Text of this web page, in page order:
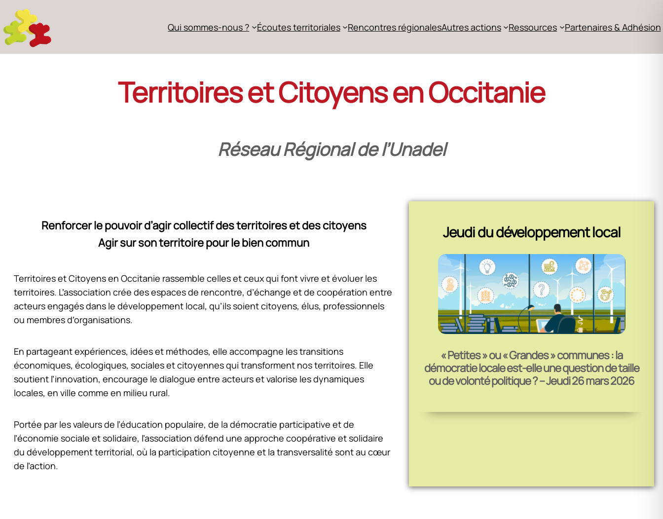
Qui sommes-nous ? Écoutes territoriales Rencontres régionalesAutres actions Ressources Partenaires & Adhésion
Territoires et Citoyens en Occitanie
Réseau Régional de l’Unadel
Renforcer le pouvoir d’agir collectif des territoires et des citoyens
Agir sur son territoire pour le bien commun
Territoires et Citoyens en Occitanie rassemble celles et ceux qui font vivre et évoluer les
territoires. L’association crée des espaces de rencontre, d’échange et de coopération entre
acteurs engagés dans le développement local, qu’ils soient citoyens, élus, professionnels
ou membres d’organisations.
En partageant expériences, idées et méthodes, elle accompagne les transitions
économiques, écologiques, sociales et citoyennes qui transforment nos territoires. Elle
soutient l’innovation, encourage le dialogue entre acteurs et valorise les dynamiques
locales, en ville comme en milieu rural.
Portée par les valeurs de l’éducation populaire, de la démocratie participative et de
l’économie sociale et solidaire, l’association défend une approche coopérative et solidaire
du développement territorial, où la participation citoyenne et la transversalité sont au cœur
de l’action.
Jeudi du développement local
« Petites » ou « Grandes » communes : la
démocratie locale est-elle une question de taille
ou de volonté politique ? – Jeudi 26 mars 2026